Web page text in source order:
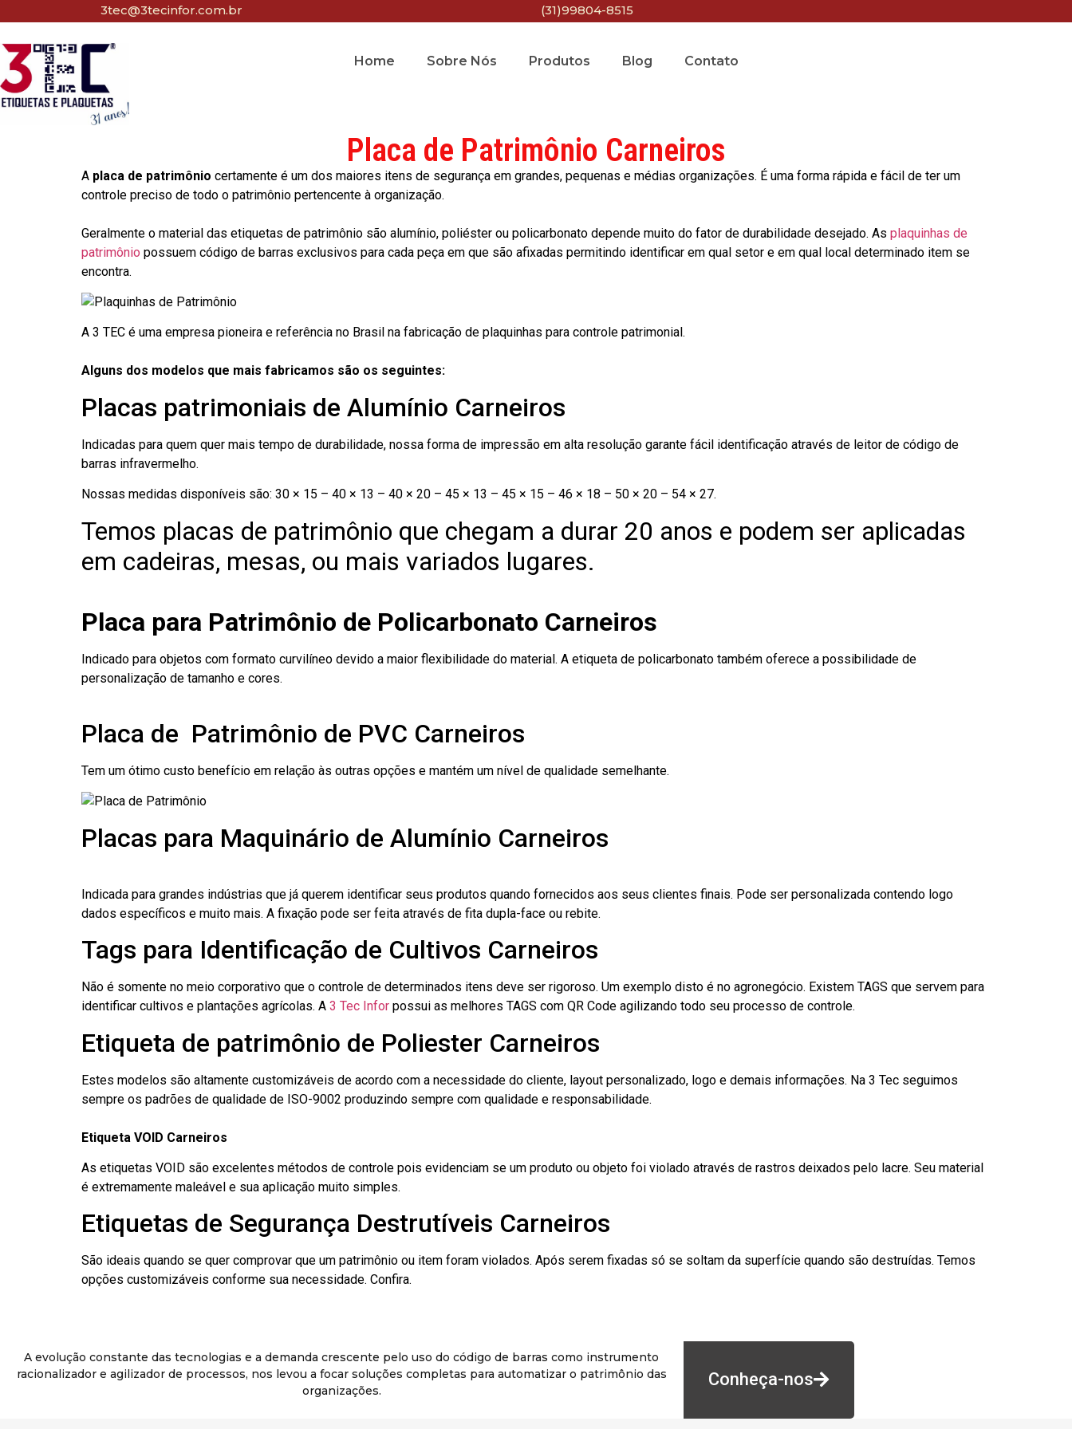
3tec@3tecinfor.com.br (31)99804-8515
Home Sobre Nós Produtos Blog Contato
Placa de Patrimônio Carneiros
A placa de patrimônio certamente é um dos maiores itens de segurança em grandes, pequenas e médias organizações. É uma forma rápida e fácil de ter um
controle preciso de todo o patrimônio pertencente à organização.
Geralmente o material das etiquetas de patrimônio são alumínio, poliéster ou policarbonato depende muito do fator de durabilidade desejado. As plaquinhas de
patrimônio possuem código de barras exclusivos para cada peça em que são afixadas permitindo identificar em qual setor e em qual local determinado item se
encontra.
A 3 TEC é uma empresa pioneira e referência no Brasil na fabricação de plaquinhas para controle patrimonial.
Alguns dos modelos que mais fabricamos são os seguintes:
Placas patrimoniais de Alumínio Carneiros
Indicadas para quem quer mais tempo de durabilidade, nossa forma de impressão em alta resolução garante fácil identificação através de leitor de código de
barras infravermelho.
Nossas medidas disponíveis são: 30 × 15 – 40 × 13 – 40 × 20 – 45 × 13 – 45 × 15 – 46 × 18 – 50 × 20 – 54 × 27.
Temos placas de patrimônio que chegam a durar 20 anos e podem ser aplicadas
em cadeiras, mesas, ou mais variados lugares.
Placa para Patrimônio de Policarbonato Carneiros
Indicado para objetos com formato curvilíneo devido a maior flexibilidade do material. A etiqueta de policarbonato também oferece a possibilidade de
personalização de tamanho e cores.
Placa de Patrimônio de PVC Carneiros
Tem um ótimo custo benefício em relação às outras opções e mantém um nível de qualidade semelhante.
Placas para Maquinário de Alumínio Carneiros
Indicada para grandes indústrias que já querem identificar seus produtos quando fornecidos aos seus clientes finais. Pode ser personalizada contendo logo
dados específicos e muito mais. A fixação pode ser feita através de fita dupla-face ou rebite.
Tags para Identificação de Cultivos Carneiros
Não é somente no meio corporativo que o controle de determinados itens deve ser rigoroso. Um exemplo disto é no agronegócio. Existem TAGS que servem para
identificar cultivos e plantações agrícolas. A 3 Tec Infor possui as melhores TAGS com QR Code agilizando todo seu processo de controle.
Etiqueta de patrimônio de Poliester Carneiros
Estes modelos são altamente customizáveis de acordo com a necessidade do cliente, layout personalizado, logo e demais informações. Na 3 Tec seguimos
sempre os padrões de qualidade de ISO-9002 produzindo sempre com qualidade e responsabilidade.
Etiqueta VOID Carneiros
As etiquetas VOID são excelentes métodos de controle pois evidenciam se um produto ou objeto foi violado através de rastros deixados pelo lacre. Seu material
é extremamente maleável e sua aplicação muito simples.
Etiquetas de Segurança Destrutíveis Carneiros
São ideais quando se quer comprovar que um patrimônio ou item foram violados. Após serem fixadas só se soltam da superfície quando são destruídas. Temos
opções customizáveis conforme sua necessidade. Confira.
A evolução constante das tecnologias e a demanda crescente pelo uso do código de barras como instrumento
racionalizador e agilizador de processos, nos levou a focar soluções completas para automatizar o patrimônio das
organizações.
Conheça-nos